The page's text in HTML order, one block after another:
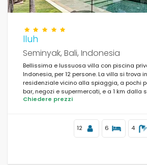
Iluh
Seminyak, Bali, Indonesia
Bellissima e lussuosa villa con piscina
Indonesia, per 12 persone. La villa si trova
residenziale vicino alla spiaggia, a pochi
bar, negozi e supermercati, e a 1 km dalla
Seminyak.
Chiedere prezzi
12 6 4